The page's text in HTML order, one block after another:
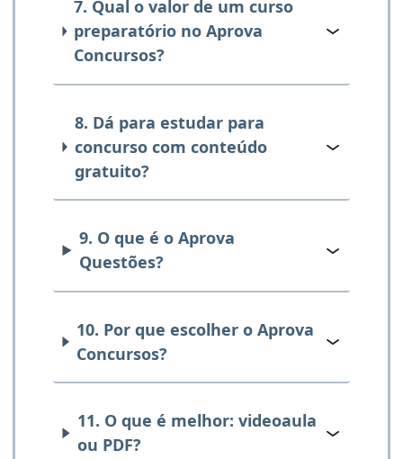
7. Qual o valor de um curso
preparatório no Aprova
Concursos?
8. Dá para estudar para
concurso com conteúdo
gratuito?
9. O que é o Aprova
Questões?
10. Por que escolher o Aprova
Concursos?
11. O que é melhor: videoaula
ou PDF?